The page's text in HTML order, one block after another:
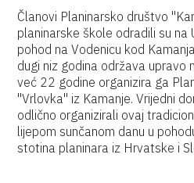
Članovi Planinarsko društvo
planinarske škole odradili su na
pohod na Vodenicu kod
dugi niz godina održava upravo
već 22 godine organizira ga
"Vrlovka" iz Kamanje. Vrijedni
odlično organizirali ovaj
lijepom sunčanom danu u
stotina planinara iz Hrvatske i